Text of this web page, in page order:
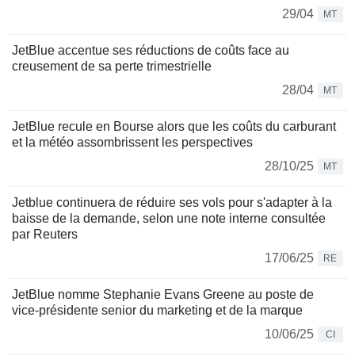
29/04
MT
JetBlue accentue ses réductions de coûts face au
creusement de sa perte trimestrielle
28/04
MT
JetBlue recule en Bourse alors que les coûts du carburant
et la météo assombrissent les perspectives
28/10/25
MT
Jetblue continuera de réduire ses vols pour s'adapter à la
baisse de la demande, selon une note interne consultée
par Reuters
17/06/25
RE
JetBlue nomme Stephanie Evans Greene au poste de
vice-présidente senior du marketing et de la marque
10/06/25
CI